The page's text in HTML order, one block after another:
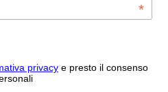
*
privacye presto il consenso